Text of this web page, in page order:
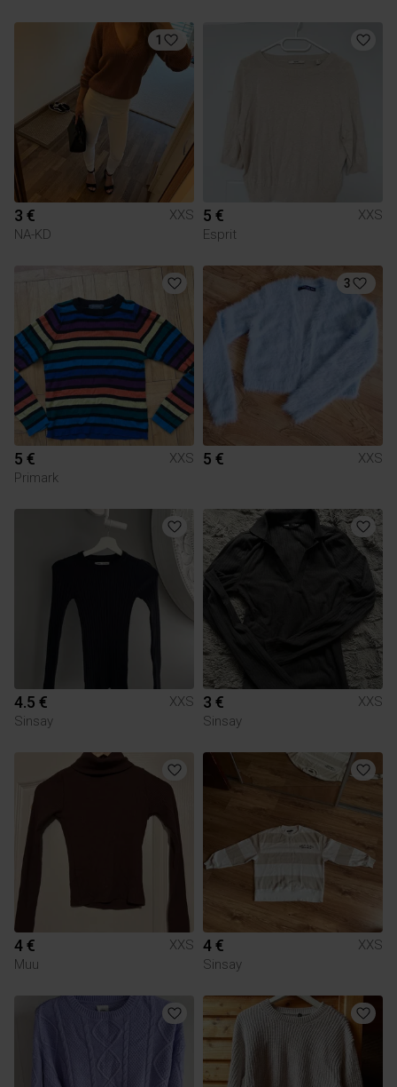
1
3 €
XXS
NA-KD
5 €
XXS
Esprit
5 €
XXS
Primark
3
5 € XXS
4.5 €
XXS
Sinsay
3 €
XXS
Sinsay
4 €
XXS
Muu
4 €
XXS
Sinsay